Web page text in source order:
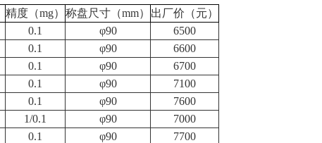
精度（mg） 称盘尺寸（mm） 出厂价（元）
0.1 φ90
6500
0.1 φ90
6600
0.1 φ90
6700
0.1 φ90
7100
0.1 φ90
7600
1/0.1 φ90
7000
0.1 φ90
7700